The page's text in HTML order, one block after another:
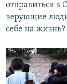
отправиться в
верующие люди
себе на жизнь?